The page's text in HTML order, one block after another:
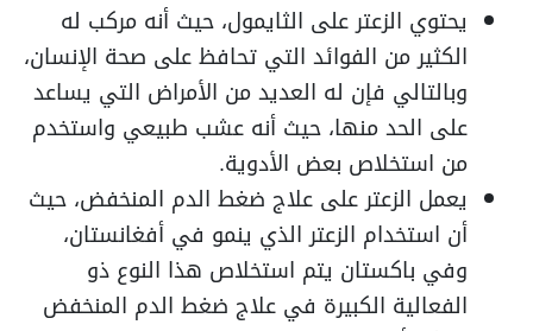
يحتوي الزعتر على الثايمول، حيث أنه مركب له
الكثير من الفوائد التي تحافظ على صحة الإنسان،
وبالتالي فإن له العديد من الأمراض التي يساعد
على الحد منها، حيث أنه عشب طبيعي واستخدم
من استخلاص بعض الأدوية.
يعمل الزعتر على علاج ضغط الدم المنخفض، حيث
أن استخدام الزعتر الذي ينمو في أفغانستان،
وفي باكستان يتم استخلاص هذا النوع ذو
الفعالية الكبيرة في علاج ضغط الدم المنخفض